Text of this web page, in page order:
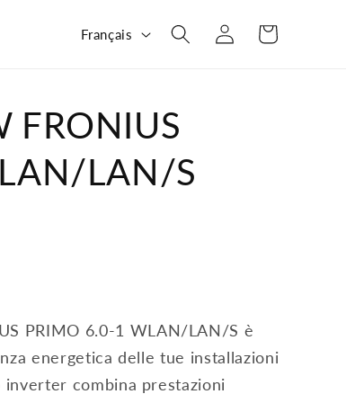
g
u
e
Français Connexion Panier
FRONIUS
LAN/S
PRIMO 6.0-1 WLAN/LAN/S è
energetica delle tue installazioni
combina prestazioni